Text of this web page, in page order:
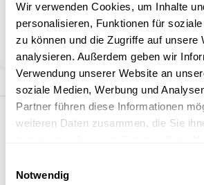
Wir verwenden Cookies, um Inhalte
personalisieren, Funktionen für
zu können und die Zugriffe auf unsere
analysieren. Außerdem geben wir
Verwendung unserer Website an
soziale Medien, Werbung und
Partner führen diese Informationen
weiteren Daten zusammen, die Sie
Notwendig
Kategorie: Bankettstühle
Marke:Gastro Uzal
Teilen: